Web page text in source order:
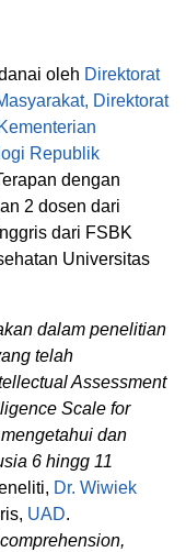
oleh Direktorat
Direktorat
Republik
dengan
2 dosen dari
dari FSBK
Universitas
dalam penelitian
telah
Assessment
Scale for
dan
6 hingg 11
Dr. Wiwiek
UAD.